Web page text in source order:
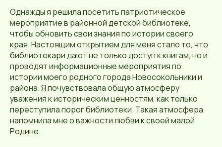
Однажды я решила посетить патриотическое
мероприятие в районной детской библиотеке,
чтобы обновить свои знания по истории своего
края. Настоящим открытием для меня стало то, что
библиотекари дают не только доступ к книгам, но и
проводят информационные мероприятия по
истории моего родного города Новосокольники и
района. Я почувствовала общую атмосферу
уважения к историческим ценностям, как только
переступила порог библиотеки. Такая атмосфера
напомнила мне о важности любви к своей малой
Родине.